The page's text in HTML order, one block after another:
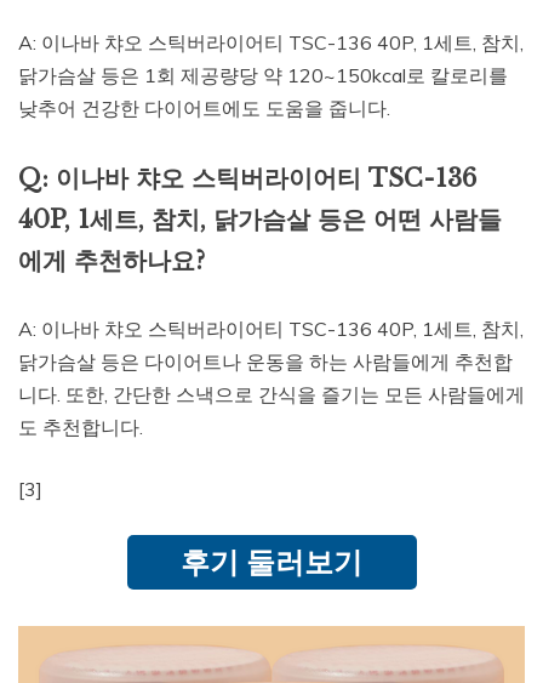
A: 이나바 챠오 스틱버라이어티 TSC-136 40P, 1세트, 참치,
닭가슴살 등은 1회 제공량당 약 120~150kcal로 칼로리를
낮추어 건강한 다이어트에도 도움을 줍니다.
Q: 이나바 챠오 스틱버라이어티 TSC-136
40P, 1세트, 참치, 닭가슴살 등은 어떤 사람들
에게 추천하나요?
A: 이나바 챠오 스틱버라이어티 TSC-136 40P, 1세트, 참치,
닭가슴살 등은 다이어트나 운동을 하는 사람들에게 추천합
니다. 또한, 간단한 스낵으로 간식을 즐기는 모든 사람들에게
도 추천합니다.
[3]
후기 둘러보기